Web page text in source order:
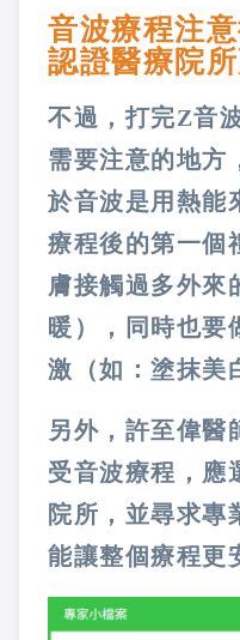
音波療程注
認證醫療院
不過，打完Z音
需要注意的地方
於音波是用熱能
療程後的第一個
膚接觸過多外來
暖），同時也要
激（如：塗抹美
另外，許至偉醫
受音波療程，應
院所，並尋求專
能讓整個療程更